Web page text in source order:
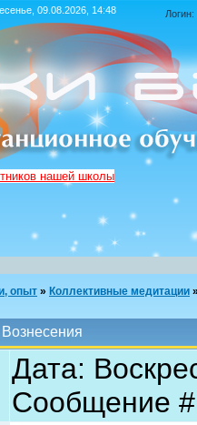
09.08.2026, 14:48 Логин:
нашей школы
опыт » Коллективные медитации
Дата:
Сообщение